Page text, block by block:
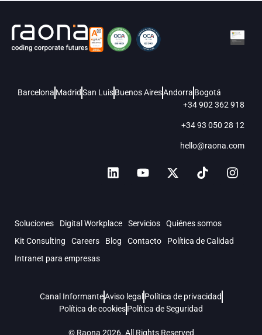
Barcelona MadridSan LuisBuenos AiresAndorra Bogotá
+34 902 362 918
+34 93 050 28 12
hello@raona.com
Soluciones Digital Workplace Servicios
Quiénes somos
Kit Consulting
Careers Blog Contacto
Política de Calidad
Intranet para empresas
© Raona 2026. All Rights Reserved
Canal InformanteAviso legal Política de privacidad
Política de cookiesPolítica de Seguridad